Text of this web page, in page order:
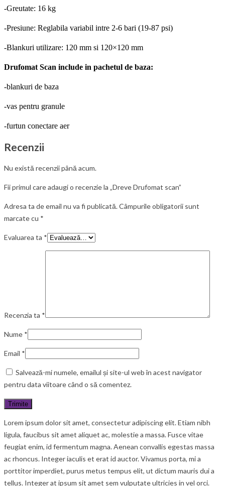
-Greutate: 16 kg
-Presiune: Reglabila variabil intre 2-6 bari (19-87 psi)
-Blankuri utilizare: 120 mm si 120×120 mm
Drufomat Scan include in pachetul de baza:
-blankuri de baza
-vas pentru granule
-furtun conectare aer
Recenzii
Nu există recenzii până acum.
Fii primul care adaugi o recenzie la „Dreve Drufomat scan”
Adresa ta de email nu va fi publicată.Câmpurile obligatorii sunt
marcate cu *
Evaluarea ta *
Recenzia ta *
Nume *
Email *
Salvează-mi numele, emailul și site-ul web în acest navigator
pentru data viitoare când o să comentez.
Lorem ipsum dolor sit amet, consectetur adipiscing elit. Etiam nibh
ligula, faucibus sit amet aliquet ac, molestie a massa. Fusce vitae
feugiat enim, id fermentum magna. Aenean convallis egestas massa
ac rhoncus. Integer iaculis et erat id auctor. Vivamus porta, mi a
porttitor imperdiet, purus metus tempus elit, ut dictum mauris dui a
tellus. Integer at ipsum sit amet sem vulputate ultricies in vel orci.